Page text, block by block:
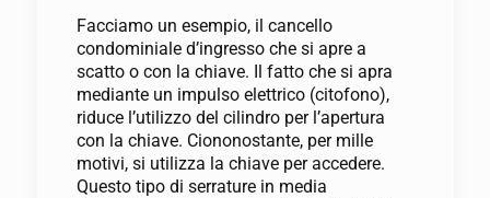
Facciamo un esempio, il cancello
condominiale d’ingresso che si apre a
scatto o con la chiave. Il fatto che si apra
mediante un impulso elettrico (citofono),
riduce l’utilizzo del cilindro per l’apertura
con la chiave. Ciononostante, per mille
motivi, si utilizza la chiave per accedere.
Questo tipo di serrature in media